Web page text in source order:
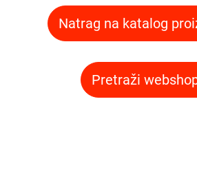
Natrag na katalog
Pretraži